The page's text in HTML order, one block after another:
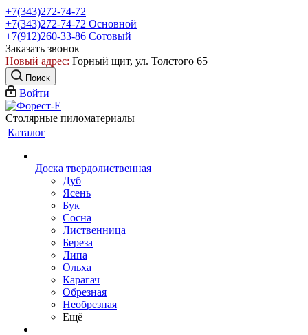
+7(343)272-74-72
+7(343)272-74-72 Основной
+7(912)260-33-86 Сотовый
Заказать звонок
Новый адрес: Горный щит, ул. Толстого 65
Поиск
Войти
Столярные пиломатериалы
Каталог
Доска твердолиственная
Дуб
Ясень
Бук
Сосна
Лиственница
Береза
Липа
Ольха
Карагач
Обрезная
Необрезная
Ещё